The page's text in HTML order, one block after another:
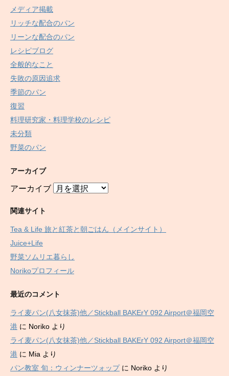
メディア掲載
リッチな配合のパン
リーンな配合のパン
レシピブログ
全般的なこと
失敗の原因追求
季節のパン
復習
料理研究家・料理学校のレシピ
未分類
野菜のパン
アーカイブ
アーカイブ
関連サイト
Tea & Life 旅と紅茶と朝ごはん（メインサイト）
Juice+Life
野菜ソムリエ暮らし
Norikoプロフィール
最近のコメント
ライ麦パン(八女抹茶)他／Stickball BAKErY 092 Airport＠福岡空
港 に Noriko より
ライ麦パン(八女抹茶)他／Stickball BAKErY 092 Airport＠福岡空
港 に Mia より
パン教室 旬：ウィンナーツォップに Noriko より